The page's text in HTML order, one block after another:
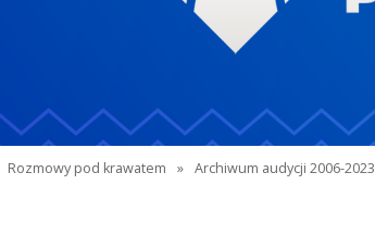
Rozmowy pod krawatem » Archiwum audycji 2006-